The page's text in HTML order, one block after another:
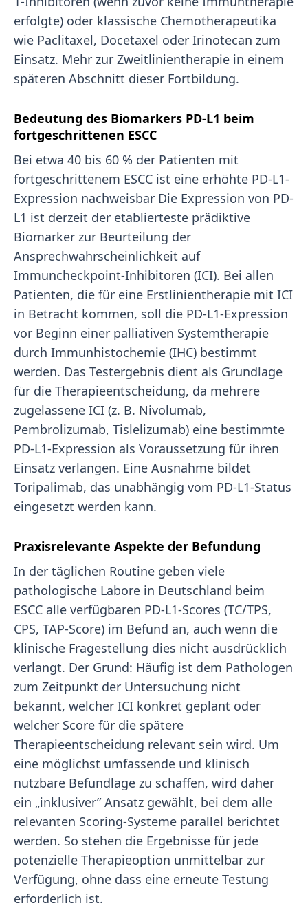
erfolgte) oder klassische Chemotherapeutika
wie Paclitaxel, Docetaxel oder Irinotecan zum
Einsatz. Mehr zur Zweitlinientherapie in einem
späteren Abschnitt dieser Fortbildung.
Bedeutung des Biomarkers PD-L1 beim
fortgeschrittenen ESCC
Bei etwa 40 bis 60 % der Patienten mit
fortgeschrittenem ESCC ist eine erhöhte PD-L1-
Expression nachweisbar Die Expression von PD-
L1 ist derzeit der etablierteste prädiktive
Biomarker zur Beurteilung der
Ansprechwahrscheinlichkeit auf
Immuncheckpoint-Inhibitoren (ICI). Bei allen
Patienten, die für eine Erstlinientherapie mit ICI
in Betracht kommen, soll die PD-L1-Expression
vor Beginn einer palliativen Systemtherapie
durch Immunhistochemie (IHC) bestimmt
werden. Das Testergebnis dient als Grundlage
für die Therapieentscheidung, da mehrere
zugelassene ICI (z. B. Nivolumab,
Pembrolizumab, Tislelizumab) eine bestimmte
PD-L1-Expression als Voraussetzung für ihren
Einsatz verlangen. Eine Ausnahme bildet
Toripalimab, das unabhängig vom PD-L1-Status
eingesetzt werden kann.
Praxisrelevante Aspekte der Befundung
In der täglichen Routine geben viele
pathologische Labore in Deutschland beim
ESCC alle verfügbaren PD-L1-Scores (TC/TPS,
CPS, TAP-Score) im Befund an, auch wenn die
klinische Fragestellung dies nicht ausdrücklich
verlangt. Der Grund: Häufig ist dem Pathologen
zum Zeitpunkt der Untersuchung nicht
bekannt, welcher ICI konkret geplant oder
welcher Score für die spätere
Therapieentscheidung relevant sein wird. Um
eine möglichst umfassende und klinisch
nutzbare Befundlage zu schaffen, wird daher
ein „inklusiver” Ansatz gewählt, bei dem alle
relevanten Scoring-Systeme parallel berichtet
werden. So stehen die Ergebnisse für jede
potenzielle Therapieoption unmittelbar zur
Verfügung, ohne dass eine erneute Testung
erforderlich ist.